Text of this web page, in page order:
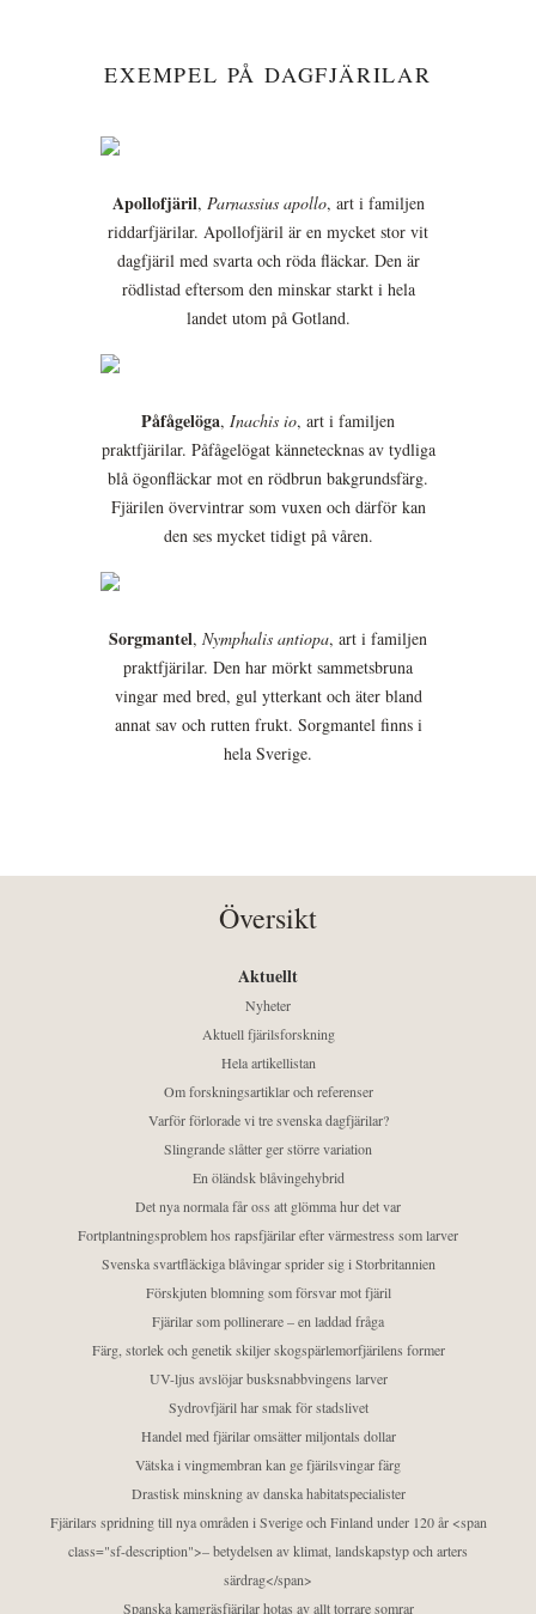
EXEMPEL PÅ DAGFJÄRILAR
Apollofjäril, Parnassius apollo, art i familjen
riddarfjärilar. Apollofjäril är en mycket stor vit
dagfjäril med svarta och röda fläckar. Den är
rödlistad eftersom den minskar starkt i hela
landet utom på Gotland.
Påfågelöga, Inachis io, art i familjen
praktfjärilar. Påfågelögat kännetecknas av tydliga
blå ögonfläckar mot en rödbrun bakgrundsfärg.
Fjärilen övervintrar som vuxen och därför kan
den ses mycket tidigt på våren.
Sorgmantel, Nymphalis antiopa, art i familjen
praktfjärilar. Den har mörkt sammetsbruna
vingar med bred, gul ytterkant och äter bland
annat sav och rutten frukt. Sorgmantel finns i
hela Sverige.
Översikt
Aktuellt
Nyheter
Aktuell fjärilsforskning
Hela artikellistan
Om forskningsartiklar och referenser
Varför förlorade vi tre svenska dagfjärilar?
Slingrande slåtter ger större variation
En öländsk blåvingehybrid
Det nya normala får oss att glömma hur det var
Fortplantningsproblem hos rapsfjärilar efter värmestress som larver
Svenska svartfläckiga blåvingar sprider sig i Storbritannien
Förskjuten blomning som försvar mot fjäril
Fjärilar som pollinerare – en laddad fråga
Färg, storlek och genetik skiljer skogspärlemorfjärilens former
UV-ljus avslöjar busksnabbvingens larver
Sydrovfjäril har smak för stadslivet
Handel med fjärilar omsätter miljontals dollar
Vätska i vingmembran kan ge fjärilsvingar färg
Drastisk minskning av danska habitatspecialister
Fjärilars spridning till nya områden i Sverige och Finland under 120 år <span
class="sf-description">– betydelsen av klimat, landskapstyp och arters
särdrag</span>
Spanska kamgräsfjärilar hotas av allt torrare somrar